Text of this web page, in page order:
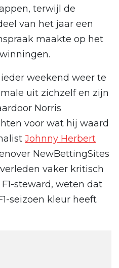
terwijl de
van het jaar een
maakte op het
weekend weer te
uit zichzelf en zijn
Norris
voor wat hij waard
Johnny Herbert
NewBettingSites
vaker kritisch
steward, weten dat
seizoen kleur heeft